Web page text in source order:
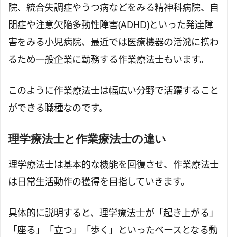
院、統合失調症やうつ病などをみる精神科病院、自
閉症や注意欠陥多動性障害(ADHD)といった発達障
害をみる小児病院、最近では医療機器の活溌に携わ
るため一般企業に勤務する作業療法士もいます。
このように作業療法士は幅広い分野で活躍すること
ができる職種なのです。
理学療法士と作業療法士の違い
理学療法士は基本的な機能を回復させ、作業療法士
は日常生活動作の獲得を目指していきます。
具体的に説明すると、理学療法士が「起き上がる」
「座る」「立つ」「歩く」といったベースとなる動